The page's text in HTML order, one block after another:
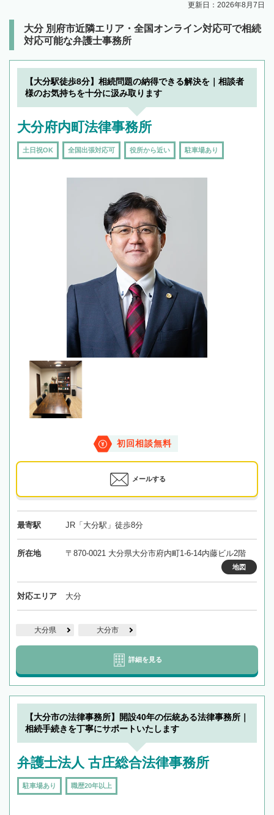
更新日：2026年8月7日
大分 別府市近隣エリア・全国オンライン対応可で相続
対応可能な弁護士事務所
【大分駅徒歩8分】相続問題の納得できる解決を｜相談者
様のお気持ちを十分に汲み取ります
大分府内町法律事務所
土日祝OK 全国出張対応可 役所から近い 駐車場あり
初回相談無料
メールする
最寄駅 JR「大分駅」徒歩8分
所在地 〒870-0021 大分県大分市府内町1-6-14内藤ビル2階
地図
対応エリア 大分
大分県 大分市
詳細を見る
【大分市の法律事務所】開設40年の伝統ある法律事務所｜
相続手続きを丁寧にサポートいたします
弁護士法人 古庄総合法律事務所
駐車場あり 職歴20年以上